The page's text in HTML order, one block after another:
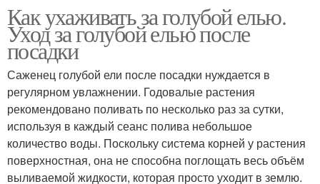
Как ухаживать за голубой елью.
Уход за голубой елью после
посадки
Саженец голубой ели после посадки нуждается в
регулярном увлажнении. Годовалые растения
рекомендовано поливать по несколько раз за сутки,
используя в каждый сеанс полива небольшое
количество воды. Поскольку система корней у растения
поверхностная, она не способна поглощать весь объём
выливаемой жидкости, которая просто уходит в землю.